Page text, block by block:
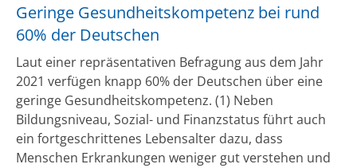
Geringe Gesundheitskompetenz bei rund
60% der Deutschen
Laut einer repräsentativen Befragung aus dem Jahr
2021 verfügen knapp 60% der Deutschen über eine
geringe Gesundheitskompetenz. (1) Neben
Bildungsniveau, Sozial- und Finanzstatus führt auch
ein fortgeschrittenes Lebensalter dazu, dass
Menschen Erkrankungen weniger gut verstehen und